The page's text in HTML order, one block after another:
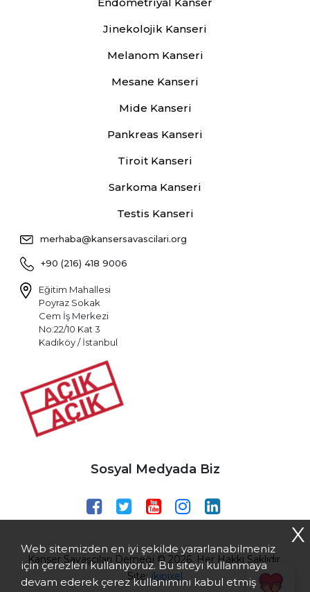
Jinekolojik Kanseri
Melanom Kanseri
Mesane Kanseri
Mide Kanseri
Pankreas Kanseri
Tiroit Kanseri
Sarkoma Kanseri
Testis Kanseri
merhaba@kansersavascilari.org
+90 (216) 418 9006
Eğitim Mahallesi
Poyraz Sokak
Cem İş Merkezi
No:22/10 Kat 3
Kadıköy / İstanbul
Sosyal Medyada Biz
Kanser Savaşçıları Derneği © 2026. Her Hakkı Saklıdır.
Site:İkipixel
Web sitemizden en iyi şekilde yararlanabilmeniz
için çerezleri kullanıyoruz. Bu siteyi kullanmaya
devam ederek çerez kullanımını kabul etmiş
X